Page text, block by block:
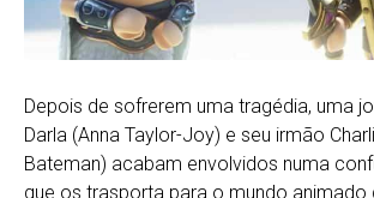
Depois de sofrerem uma tragédia, uma
Darla (Anna Taylor-Joy) e seu irmão
Bateman) acabam envolvidos numa
que os trasporta para o mundo animado